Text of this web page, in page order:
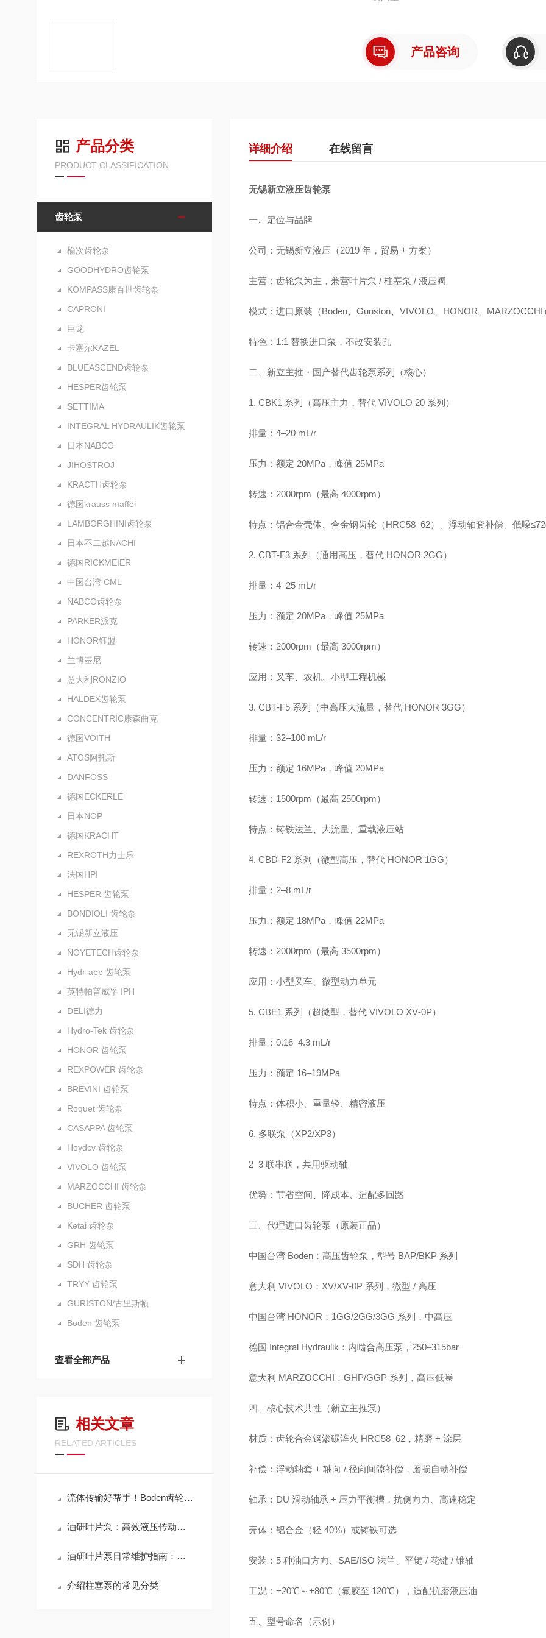
产品咨询
产品分类
PRODUCT CLASSIFICATION
齿轮泵
榆次齿轮泵
GOODHYDRO齿轮泵
KOMPASS康百世齿轮泵
CAPRONI
巨龙
卡塞尔KAZEL
BLUEASCEND齿轮泵
HESPER齿轮泵
SETTIMA
INTEGRAL HYDRAULIK齿轮泵
日本NABCO
JIHOSTROJ
KRACTH齿轮泵
德国krauss maffei
LAMBORGHINI齿轮泵
日本不二越NACHI
德国RICKMEIER
中国台湾 CML
NABCO齿轮泵
PARKER派克
HONOR钰盟
兰博基尼
意大利RONZIO
HALDEX齿轮泵
CONCENTRIC康森曲克
德国VOITH
ATOS阿托斯
DANFOSS
德国ECKERLE
日本NOP
德国KRACHT
REXROTH力士乐
法国HPI
HESPER 齿轮泵
BONDIOLI 齿轮泵
无锡新立液压
NOYETECH齿轮泵
Hydr-app 齿轮泵
英特帕普威孚 IPH
DELI德力
Hydro-Tek 齿轮泵
HONOR 齿轮泵
REXPOWER 齿轮泵
BREVINI 齿轮泵
Roquet 齿轮泵
CASAPPA 齿轮泵
Hoydcv 齿轮泵
VIVOLO 齿轮泵
MARZOCCHI 齿轮泵
BUCHER 齿轮泵
Ketai 齿轮泵
GRH 齿轮泵
SDH 齿轮泵
TRYY 齿轮泵
GURISTON/古里斯顿
Boden 齿轮泵
查看全部产品
相关文章
RELATED ARTICLES
流体传输好帮手！Boden齿轮泵，适配多种粘度介质，输送效率拉满
油研叶片泵：高效液压传动的重要元件
油研叶片泵日常维护指南：油液选择、滤芯更换周期与使用寿命延长技巧
介绍柱塞泵的常见分类
详细介绍 在线留言
无锡新立液压齿轮泵
一、定位与品牌
公司：无锡新立液压（2019 年，贸易 + 方案）
主营：齿轮泵为主，兼营叶片泵 / 柱塞泵 / 液压阀
模式：进口原装（Boden、Guriston、VIVOLO、HONOR、
特色：1:1 替换进口泵，不改安装孔
二、新立主推・国产替代齿轮泵系列（核心）
1. CBK1 系列（高压主力，替代 VIVOLO 20 系列）
排量：4–20 mL/r
压力：额定 20MPa，峰值 25MPa
转速：2000rpm（最高 4000rpm）
特点：铝合金壳体、合金钢齿轮（HRC58–62）、浮动轴套补偿、低噪
2. CBT‑F3 系列（通用高压，替代 HONOR 2GG）
排量：4–25 mL/r
压力：额定 20MPa，峰值 25MPa
转速：2000rpm（最高 3000rpm）
应用：叉车、农机、小型工程机械
3. CBT‑F5 系列（中高压大流量，替代 HONOR 3GG）
排量：32–100 mL/r
压力：额定 16MPa，峰值 20MPa
转速：1500rpm（最高 2500rpm）
特点：铸铁法兰、大流量、重载液压站
4. CBD‑F2 系列（微型高压，替代 HONOR 1GG）
排量：2–8 mL/r
压力：额定 18MPa，峰值 22MPa
转速：2000rpm（最高 3500rpm）
应用：小型叉车、微型动力单元
5. CBE1 系列（超微型，替代 VIVOLO XV‑0P）
排量：0.16–4.3 mL/r
压力：额定 16–19MPa
特点：体积小、重量轻、精密液压
6. 多联泵（XP2/XP3）
2–3 联串联，共用驱动轴
优势：节省空间、降成本、适配多回路
三、代理进口齿轮泵（原装正品）
中国台湾 Boden：高压齿轮泵，型号 BAP/BKP 系列
意大利 VIVOLO：XV/XV‑0P 系列，微型 / 高压
中国台湾 HONOR：1GG/2GG/3GG 系列，中高压
德国 Integral Hydraulik：内啮合高压泵，250–315bar
意大利 MARZOCCHI：GHP/GGP 系列，高压低噪
四、核心技术共性（新立主推泵）
材质：齿轮合金钢渗碳淬火 HRC58–62，精磨 + 涂层
补偿：浮动轴套 + 轴向 / 径向间隙补偿，磨损自动补偿
轴承：DU 滑动轴承 + 压力平衡槽，抗侧向力、高速稳定
壳体：铝合金（轻 40%）或铸铁可选
安装：5 种油口方向、SAE/ISO 法兰、平键 / 花键 / 锥轴
工况：−20℃～+80℃（氟胶至 120℃），适配抗磨液压油
五、型号命名（示例）